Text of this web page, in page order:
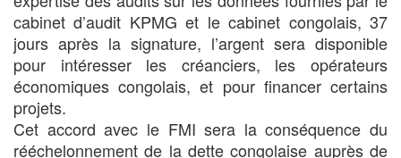
cabinet d’audit KPMG et le cabinet congolais, 37
jours après la signature, l’argent sera disponible
pour intéresser les créanciers, les opérateurs
économiques congolais, et pour ﬁnancer certains
projets.
Cet accord avec le FMI sera la conséquence du
rééchelonnement de la dette congolaise auprès de